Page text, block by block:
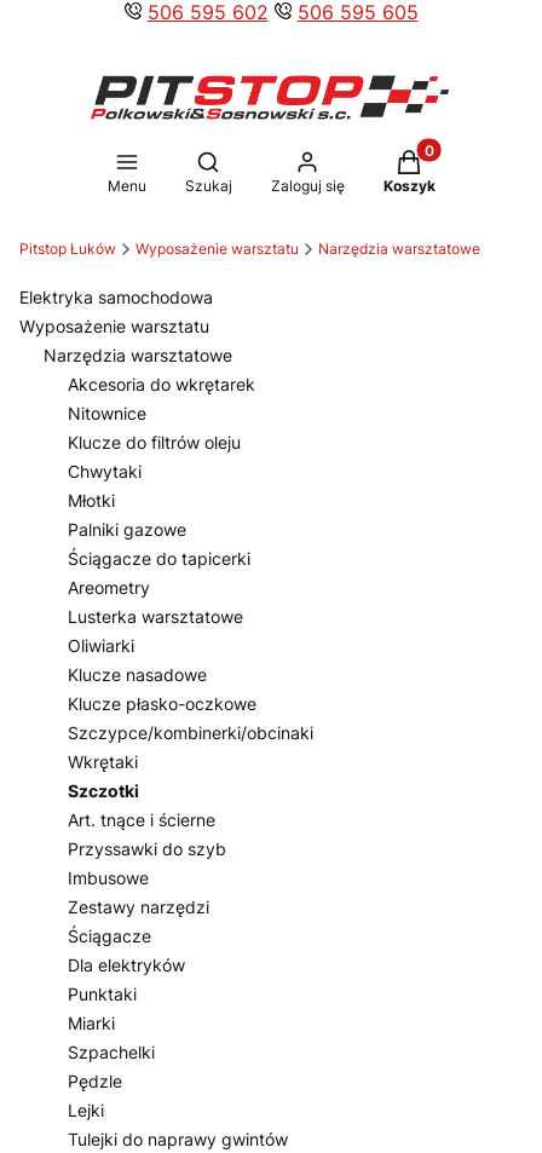
506 595 602 506 595 605
Menu
Otwórz wyszukiwarkę
Szukaj Zaloguj się
Produkty w
Koszyk
Pitstop Łuków Wyposażenie warsztatu Narzędzia warsztatowe
Elektryka samochodowa
Wyposażenie warsztatu
Narzędzia warsztatowe
Akcesoria do wkrętarek
Nitownice
Klucze do filtrów oleju
Chwytaki
Młotki
Palniki gazowe
Ściągacze do tapicerki
Areometry
Lusterka warsztatowe
Oliwiarki
Klucze nasadowe
Klucze płasko-oczkowe
Szczypce/kombinerki/obcinaki
Wkrętaki
Szczotki
Art. tnące i ścierne
Przyssawki do szyb
Imbusowe
Zestawy narzędzi
Ściągacze
Dla elektryków
Punktaki
Miarki
Szpachelki
Pędzle
Lejki
Tulejki do naprawy gwintów